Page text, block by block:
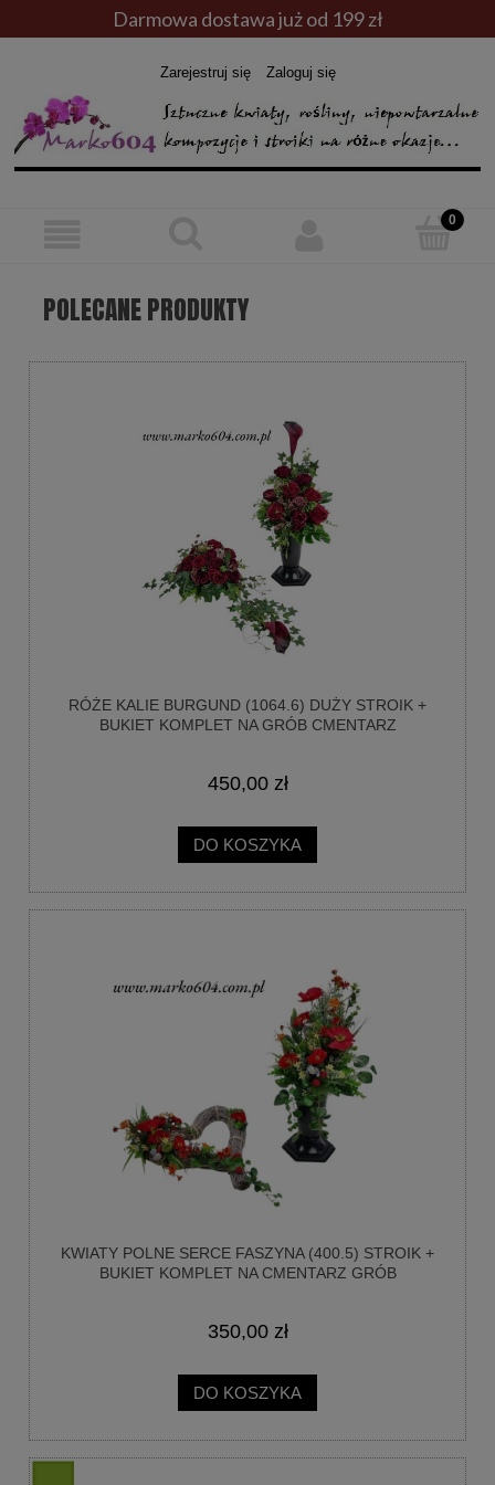
Darmowa dostawa już od 199 zł
Zarejestruj się Zaloguj się
POLECANE PRODUKTY
RÓŻE KALIE BURGUND (1064.6) DUŻY STROIK +
BUKIET KOMPLET NA GRÓB CMENTARZ
450,00 zł
DO KOSZYKA
KWIATY POLNE SERCE FASZYNA (400.5) STROIK +
BUKIET KOMPLET NA CMENTARZ GRÓB
350,00 zł
DO KOSZYKA